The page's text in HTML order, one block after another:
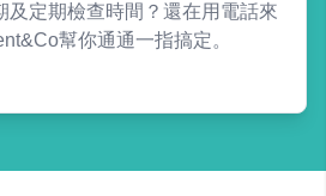
及定期檢查時間？還在用電話來
幫你通通一指搞定。